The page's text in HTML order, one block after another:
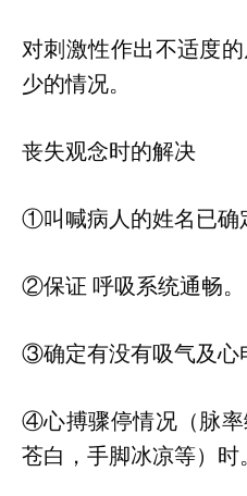
对刺激性作出不适度
少的情况。
丧失观念时的解决
①叫喊病人的姓名已确
②保证 呼吸系统通畅。
③确定有没有吸气及心
④心搏骤停情况（脉
苍白，手脚冰凉等）时。